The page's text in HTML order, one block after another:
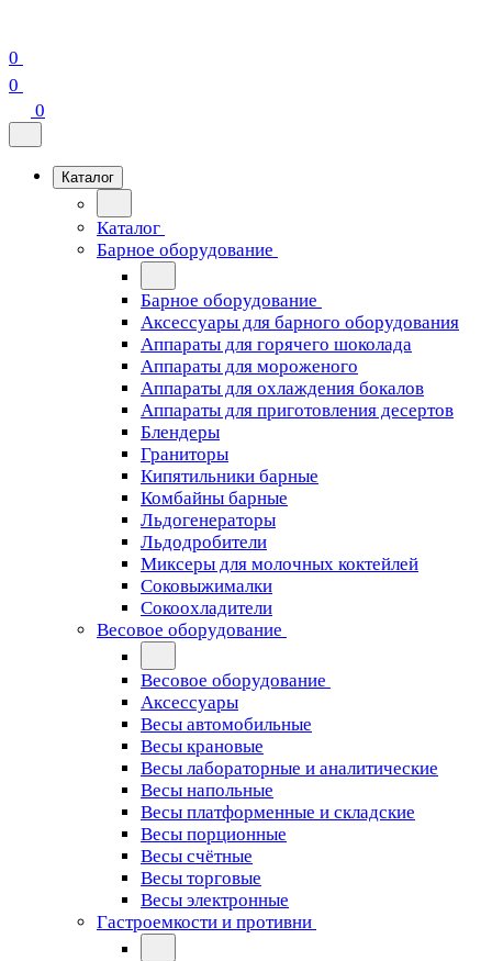
0
0
0
Каталог
Каталог
Барное оборудование
Барное оборудование
Аксессуары для барного оборудования
Аппараты для горячего шоколада
Аппараты для мороженого
Аппараты для охлаждения бокалов
Аппараты для приготовления десертов
Блендеры
Граниторы
Кипятильники барные
Комбайны барные
Льдогенераторы
Льдодробители
Миксеры для молочных коктейлей
Соковыжималки
Сокоохладители
Весовое оборудование
Весовое оборудование
Аксессуары
Весы автомобильные
Весы крановые
Весы лабораторные и аналитические
Весы напольные
Весы платформенные и складские
Весы порционные
Весы счётные
Весы торговые
Весы электронные
Гастроемкости и противни